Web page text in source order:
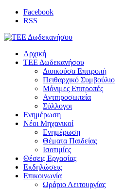
Facebook
RSS
Αρχική
ΤΕΕ Δωδεκανήσου
Διοικούσα Επιτροπή
Πειθαρχικό Συμβούλιο
Μόνιμες Επιτροπές
Αντιπροσωπεία
Σύλλογοι
Ενημέρωση
Νέοι Μηχανικοί
Ενημέρωση
Θέματα Παιδείας
Ισοτιμίες
Θέσεις Εργασίας
Εκδηλώσεις
Επικοινωνία
Ωράριο Λειτουργίας